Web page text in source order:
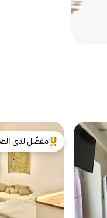
من أبرز البيوت
مفضّل لدى